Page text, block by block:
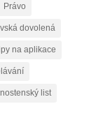
Právo
dovolená
na aplikace
list